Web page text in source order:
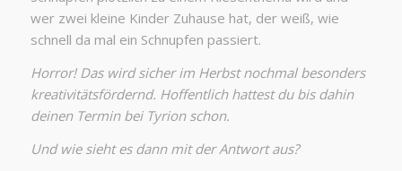
wer zwei kleine Kinder Zuhause hat, der weiß, wie
schnell da mal ein Schnupfen passiert.
Horror! Das wird sicher im Herbst nochmal besonders
kreativitätsfördernd. Hoffentlich hattest du bis dahin
deinen Termin bei Tyrion schon.
Und wie sieht es dann mit der Antwort aus?